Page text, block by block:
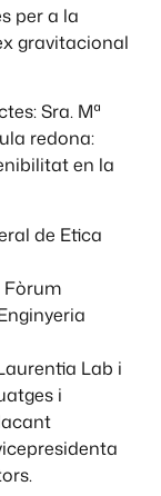
per a la
gravitacional
Sra. Mª
redona:
en la
de Etica
Fòrum
Lab i
i